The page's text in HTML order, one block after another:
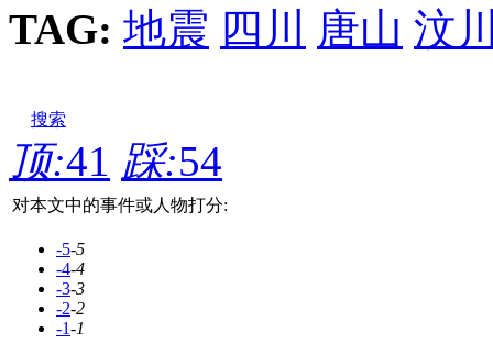
TAG: 地震 四川 唐山 汶
搜索
顶:41 踩:54
对本文中的事件或人物打分:
-5-5
-4-4
-3-3
-2-2
-1-1